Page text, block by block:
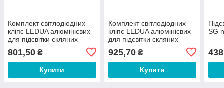
Комплект світлодіодних
кліпс LEDUA алюмінієвих
для підсвітки скляних
вимикачем 6шт 220V
тепло біле світло, білий
801,50 ₴
Купити
Комплект світлодіодних
кліпс LEDUA алюмінієвих
для підсвітки скляних
вимикачем 2шт 220V
тепло біле світло, білий
925,70₴
Купити
SG